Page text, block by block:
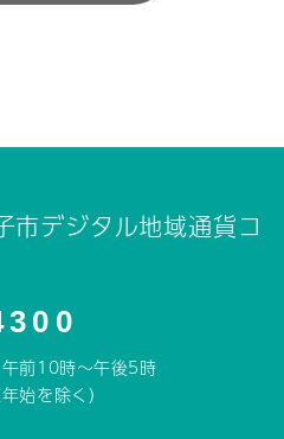
市デジタル地域通貨コ
前10時～午後5時
始を除く）